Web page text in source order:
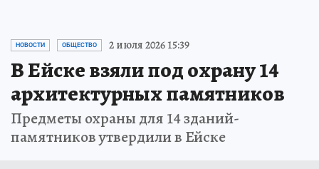
НОВОСТИ ОБЩЕСТВО 2 июля 2026 15:39
В Ейске взяли под охрану 14
архитектурных памятников
Предметы охраны для 14 зданий-
памятников утвердили в Ейске